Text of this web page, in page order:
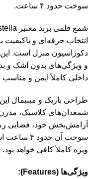
سوخت حدود ۴ ساعت.
انتخاب حرفه‌ای و
دکوراسیون منزل است.
و ویژگی‌های بدون اشک و
داخلی کاملاً ایمن و
طراحی باریک و مینیمال
شمعدان‌های کلاسیک، مدرن
آرامش‌بخش خود، فضایی
سوخت آن
ویژه کاملاً کافی خواهد بود.
ویژگی‌ها (Features):